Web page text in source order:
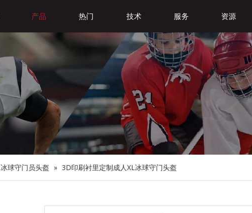
产品 热门 技术 服务 资源
冰球守门员头盔 » 3D印刷衬里定制成人XL冰球守门头盔